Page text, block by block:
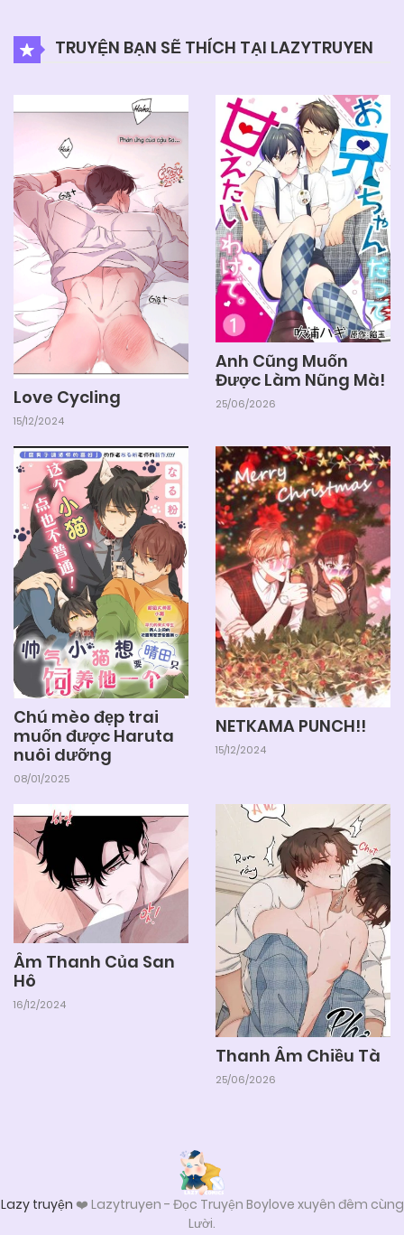
TRUYỆN BẠN SẼ THÍCH TẠI LAZYTRUYEN
Love Cycling
15/12/2024
Anh Cũng Muốn
Được Làm Nũng Mà!
25/06/2026
Chú mèo đẹp trai
muốn được Haruta
nuôi dưỡng
08/01/2025
NETKAMA PUNCH!!
15/12/2024
Âm Thanh Của San
Hô
16/12/2024
Thanh Âm Chiều Tà
25/06/2026
Lazy truyện ❤️ Lazytruyen - Đọc Truyện Boylove xuyên đêm cùng
Lười.